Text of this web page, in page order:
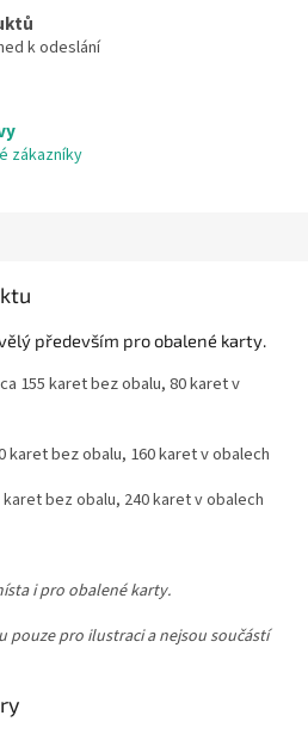
k odeslání
zákazníky
především pro obalené karty.
155 karet bez obalu, 80 karet v
karet bez obalu, 160 karet v obalech
karet bez obalu, 240 karet v obalech
i pro obalené karty.
pouze pro ilustraci a nejsou součástí